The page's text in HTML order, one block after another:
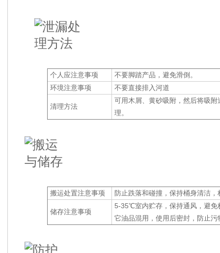
个人应注意事项
不要脚踏产品，避免滑倒。
环境注意事项
不要直接排入河道
清理方法
可用木屑、黄砂吸附，然后将吸
理。
搬运处置注意事项 防止跌落和碰撞， 保持桶身清洁，
储存注意事项
5-35℃室内贮存， 保持通风， 避免
它油品混用，使用后密封，防止污